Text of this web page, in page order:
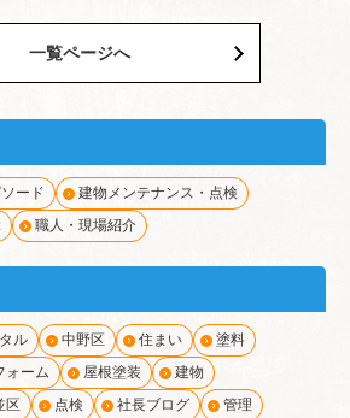
一覧ページへ
ード
建物メンテナンス・点検
職人・現場紹介
ル 中野区 住まい
塗料
ォーム 屋根塗装
建物
区 点検 社長ブログ
管理